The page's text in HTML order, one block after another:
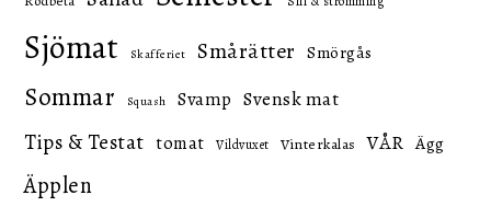
Sjömat Skafferiet Smårätter Smörgås
Sommar Squash Svamp Svensk mat
Tips & Testat tomat Vildvuxet Vinterkalas VÅR Ägg
Äpplen